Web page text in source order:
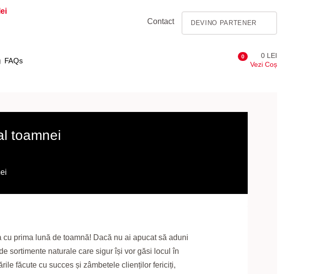
Contact DEVINO PARTENER
FAQs 0
0 LEI
Vezi Coș
toamnei
cu prima lună de toamnă! Dacă nu ai apucat să aduni
sortimente naturale care sigur își vor găsi locul în
făcute cu succes și zâmbetele clienților fericiți,